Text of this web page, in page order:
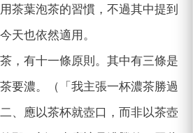
茶葉泡茶的習慣，不過其中提到
天也依然適用。
，有十一條原則。其中有三條是
要濃。（「我主張一杯濃茶勝過
、應以茶杯就壺口，而非以茶壺